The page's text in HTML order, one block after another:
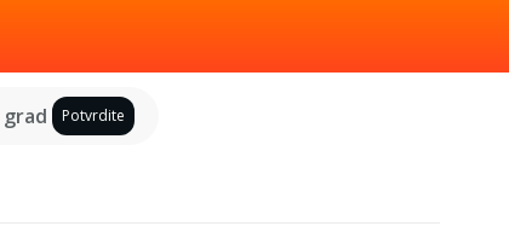
Potvrdite